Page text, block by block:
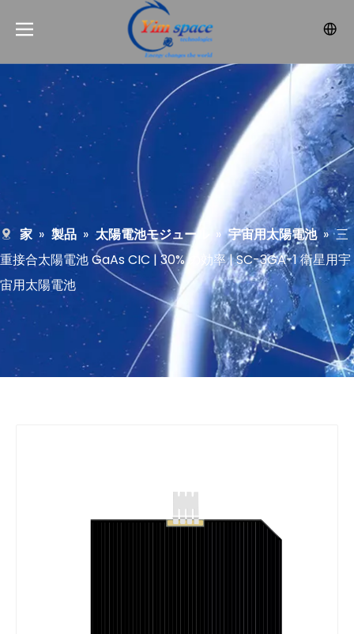
家 » 製品 » 太陽電池モジュール » 宇宙用太陽電池 » 三
重接合太陽電池 GaAs CIC | 30% の効率 | SC-3GA-1 衛星用宇
宙用太陽電池